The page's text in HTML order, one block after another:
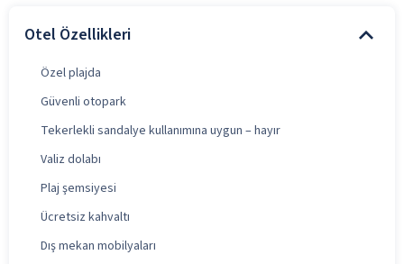
Otel Özellikleri
Özel plajda
Güvenli otopark
Tekerlekli sandalye kullanımına uygun – hayır
Valiz dolabı
Plaj şemsiyesi
Ücretsiz kahvaltı
Dış mekan mobilyaları